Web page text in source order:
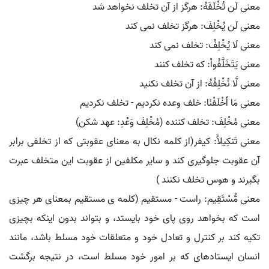
معنی لَن تُخْلَفَهُ: هرگز از آن تخلف نخواهد شد
معنی لَن یُخْلِفَ: هرگز تخلف نمی کند
معنی لَا یُخْلِفُ: تخلف نمی کند
معنی یَتَخَلَّفُواْ: که تخلف کنند
معنی لَّا نُخْلِفُهُ: از آن تخلف نکنید
معنی مَا أَخْلَفْنَا: خلف وعده نکردیم - تخلف نکردیم
معنی مُخْلِفَ: تخلف کننده (مُخْلِفَ وَعْدِ: عهد شکن)
معنی تَنکِیلاًَ: کیفر(از کلمه نکال به معنای عقوبتی که از تخلفی برابر
آن عقوبت جلوگیری کند و سایر مکلفین از عقوبت این متخلف عبرت
بگیرند و هوس تخلف نکنند )
معنی مُّسْتَقِیم: راست - مستقیم (کلمه ی مستقیم بمعنای هر چیزی
است که بخواهد روی پای خود بایستد، و بتواند بدون اینکه بچیزی
تکیه کند بر کنترل و تعادل خود و متعلقات خود مسلط باشد، مانند
انسان ایستادهای که بر امور خود مسلط است، در نتیجه برگشت